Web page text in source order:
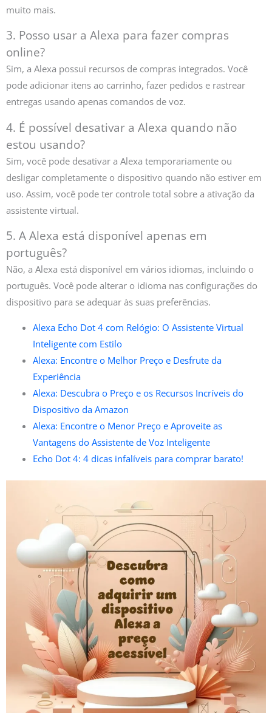
muito mais.
3. Posso usar a Alexa para fazer compras
online?
Sim, a Alexa possui recursos de compras integrados. Você
pode adicionar itens ao carrinho, fazer pedidos e rastrear
entregas usando apenas comandos de voz.
4. É possível desativar a Alexa quando não
estou usando?
Sim, você pode desativar a Alexa temporariamente ou
desligar completamente o dispositivo quando não estiver em
uso. Assim, você pode ter controle total sobre a ativação da
assistente virtual.
5. A Alexa está disponível apenas em
português?
Não, a Alexa está disponível em vários idiomas, incluindo o
português. Você pode alterar o idioma nas configurações do
dispositivo para se adequar às suas preferências.
Alexa Echo Dot 4 com Relógio: O Assistente Virtual
Inteligente com Estilo
Alexa: Encontre o Melhor Preço e Desfrute da
Experiência
Alexa: Descubra o Preço e os Recursos Incríveis do
Dispositivo da Amazon
Alexa: Encontre o Menor Preço e Aproveite as
Vantagens do Assistente de Voz Inteligente
Echo Dot 4: 4 dicas infalíveis para comprar barato!